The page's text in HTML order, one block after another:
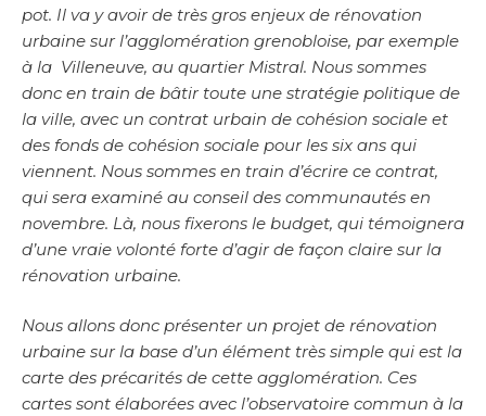
pot. Il va y avoir de très gros enjeux de rénovation
urbaine sur l’agglomération grenobloise, par exemple
à la Villeneuve, au quartier Mistral. Nous sommes
donc en train de bâtir toute une stratégie politique de
la ville, avec un contrat urbain de cohésion sociale et
des fonds de cohésion sociale pour les six ans qui
viennent. Nous sommes en train d’écrire ce contrat,
qui sera examiné au conseil des communautés en
novembre. Là, nous fixerons le budget, qui témoignera
d’une vraie volonté forte d’agir de façon claire sur la
rénovation urbaine.
Nous allons donc présenter un projet de rénovation
urbaine sur la base d’un élément très simple qui est la
carte des précarités de cette agglomération. Ces
cartes sont élaborées avec l’observatoire commun à la